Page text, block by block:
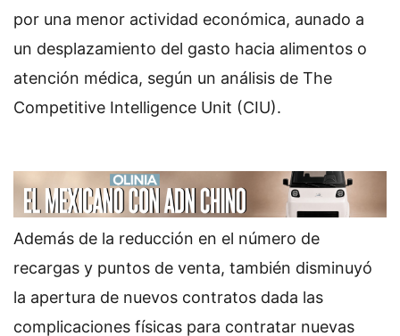
por una menor actividad económica, aunado a
un desplazamiento del gasto hacia alimentos o
atención médica, según un análisis de The
Competitive Intelligence Unit (CIU).
Además de la reducción en el número de
recargas y puntos de venta, también disminuyó
la apertura de nuevos contratos dada las
complicaciones físicas para contratar nuevas